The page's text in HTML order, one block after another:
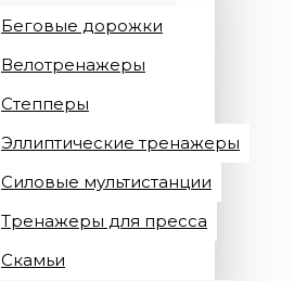
Беговые дорожки
Велотренажеры
Степперы
Эллиптические тренажеры
Силовые мультистанции
Тренажеры для пресса
Скамьи